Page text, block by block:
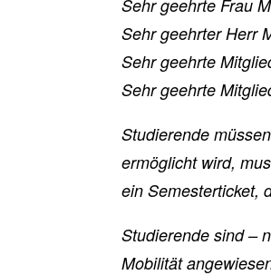
Sehr geehrte Frau
Sehr geehrter Herr
Sehr geehrte
Sehr geehrte
Studierende
ermöglicht wird,
ein Semesterticket,
Studierende sind –
Mobilität